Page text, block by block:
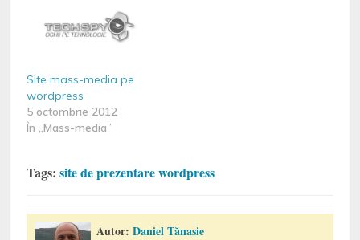
Site mass-media pe
wordpress
5 octombrie 2012
În „Mass-media”
Tags:site de prezentare wordpress
Autor:Daniel Tănasie